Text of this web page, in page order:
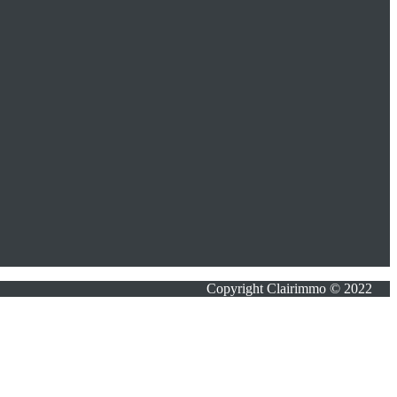
Copyright Clairimmo © 2022